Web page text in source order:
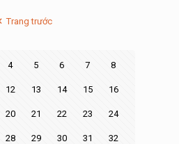
Trang trước
4 5 6 7 8
12 13 14 15 16
20 21 22 23 24
28 29 30 31 32